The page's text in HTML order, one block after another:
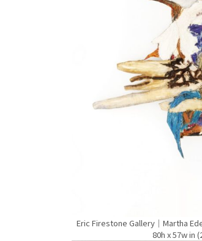
Eric Firestone Gallery｜Martha
80h x 57w in